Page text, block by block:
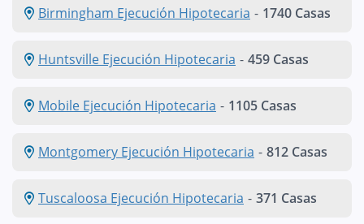
Birmingham Ejecución Hipotecaria - 1740 Casas
Huntsville Ejecución Hipotecaria - 459 Casas
Mobile Ejecución Hipotecaria - 1105 Casas
Montgomery Ejecución Hipotecaria - 812 Casas
Tuscaloosa Ejecución Hipotecaria - 371 Casas